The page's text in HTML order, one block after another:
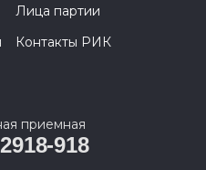
Лица партии
Контакты РИК
приемная
918